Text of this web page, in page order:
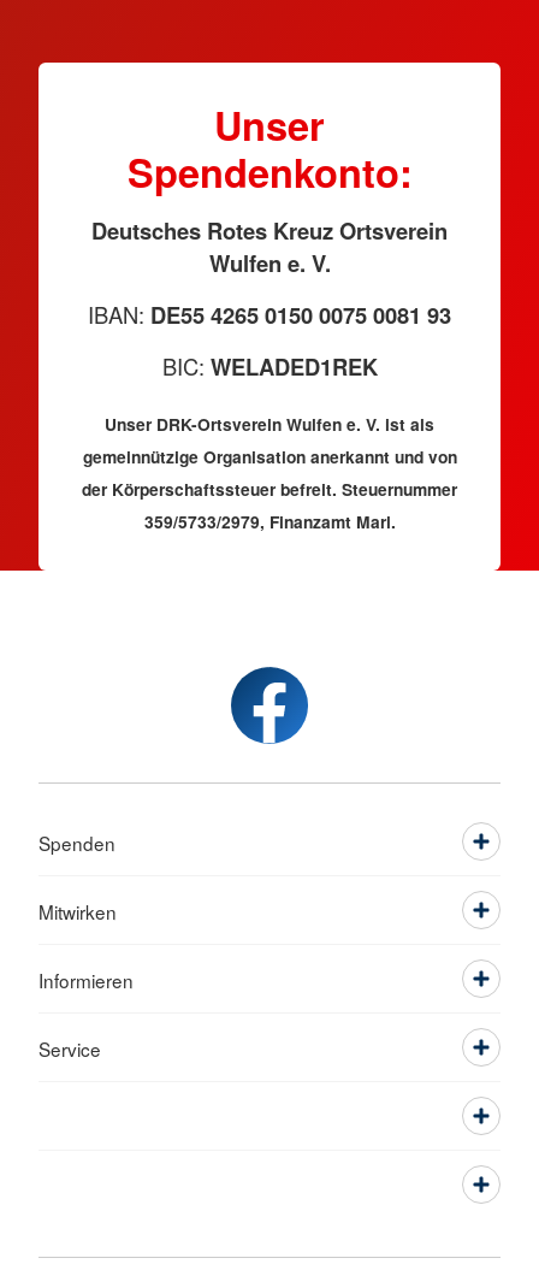
Unser
Spendenkonto:
Deutsches Rotes Kreuz Ortsverein
Wulfen e. V.
IBAN: DE55 4265 0150 0075 0081 93
BIC: WELADED1REK
Unser DRK-Ortsverein Wulfen e. V. ist als
gemeinnützige Organisation anerkannt und von
der Körperschaftssteuer befreit. Steuernummer
359/5733/2979, Finanzamt Marl.
Spenden
Mitwirken
Informieren
Service